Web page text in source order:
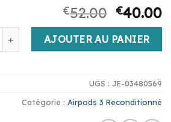
€52.00 €40.00
de airpods 3 reconditionné
AJOUTER AU PANIER
UGS : JE-03480569
Catégorie : Airpods 3 Reconditionné